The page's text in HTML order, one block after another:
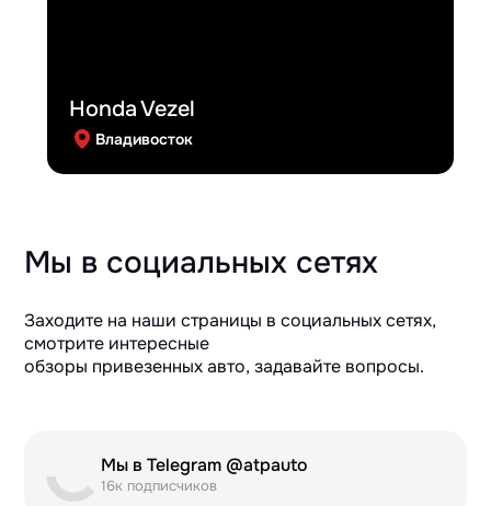
Honda Vezel
Владивосток
Мы в социальных сетях
Заходите на наши страницы в социальных сетях,
смотрите интересные
обзоры привезенных авто, задавайте вопросы.
Мы в Telegram @atpauto
16к подписчиков